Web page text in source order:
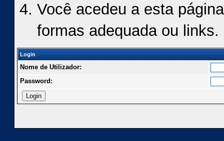
Você acedeu a esta
formas adequada ou links.
Login
Nome de Utilizador:
Password: